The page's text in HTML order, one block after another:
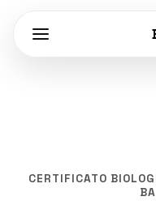
CERTIFICATO